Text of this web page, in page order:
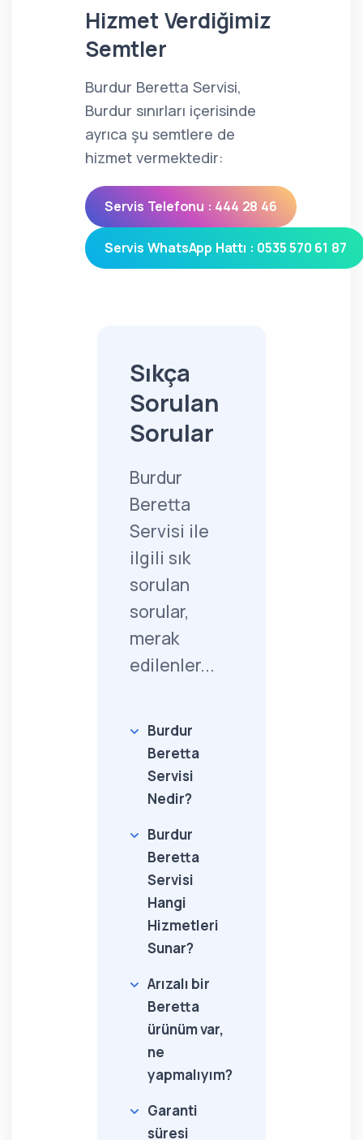
Hizmet Verdiğimiz
Semtler
Burdur Beretta Servisi,
Burdur sınırları içerisinde
ayrıca şu semtlere de
hizmet vermektedir:
Servis Telefonu : 444 28 46
Servis WhatsApp Hattı : 0535 570 61 87
Sıkça
Sorulan
Sorular
Burdur
Beretta
Servisi ile
ilgili sık
sorulan
sorular,
merak
edilenler...
Burdur
Beretta
Servisi
Nedir?
Burdur
Beretta
Servisi
Hangi
Hizmetleri
Sunar?
Arızalı bir
Beretta
ürünüm var,
ne
yapmalıyım?
Garanti
süresi